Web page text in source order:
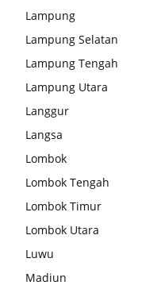
Lampung
Lampung Selatan
Lampung Tengah
Lampung Utara
Langgur
Langsa
Lombok
Lombok Tengah
Lombok Timur
Lombok Utara
Luwu
Madiun